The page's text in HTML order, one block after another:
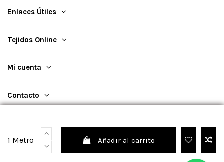
1 Metro Añadir al carrito
Enlaces Útiles
Tejidos Online
Mi cuenta
Contacto
©2026TejidosOnline